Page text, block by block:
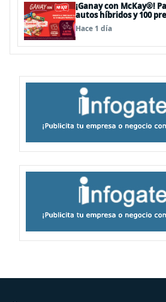
¡Ganay con McKay®!
autos híbridos y 100
Hace 1 día